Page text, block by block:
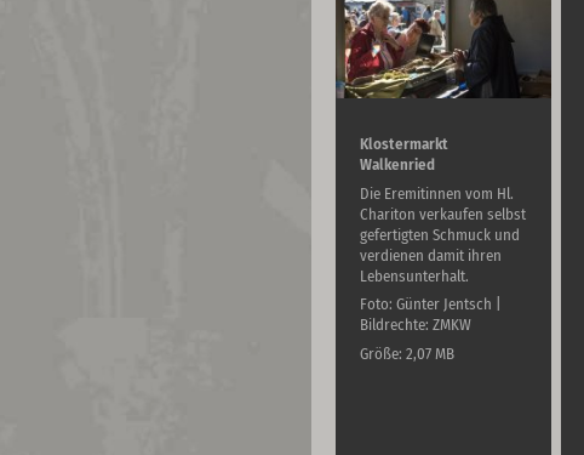
Klostermarkt
Walkenried
Die Eremitinnen vom Hl.
Chariton verkaufen selbst
gefertigten Schmuck und
verdienen damit ihren
Lebensunterhalt.
Foto: Günter Jentsch |
Bildrechte: ZMKW
Größe: 2,07 MB